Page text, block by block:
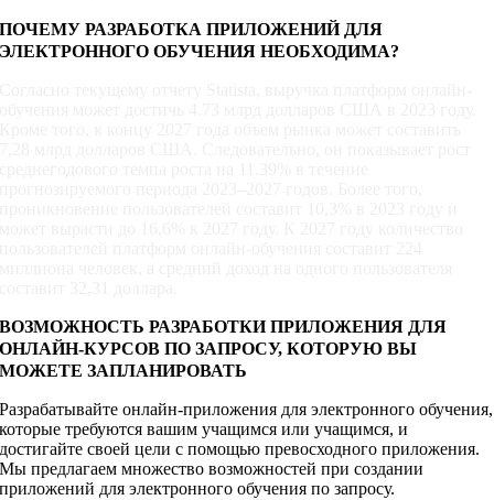
ПОЧЕМУ РАЗРАБОТКА ПРИЛОЖЕНИЙ ДЛЯ
ЭЛЕКТРОННОГО ОБУЧЕНИЯ НЕОБХОДИМА?
ВОЗМОЖНОСТЬ РАЗРАБОТКИ ПРИЛОЖЕНИЯ ДЛЯ
ОНЛАЙН-КУРСОВ ПО ЗАПРОСУ, КОТОРУЮ ВЫ
МОЖЕТЕ ЗАПЛАНИРОВАТЬ
Разрабатывайте онлайн-приложения для электронного обучения,
которые требуются вашим учащимся или учащимся, и
достигайте своей цели с помощью превосходного приложения.
Мы предлагаем множество возможностей при создании
приложений для электронного обучения по запросу.